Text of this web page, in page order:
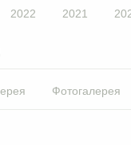
2022 2021
Фотогалерея